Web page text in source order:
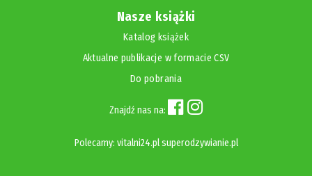
Nasze książki
Katalog książek
Aktualne publikacje w formacie CSV
Do pobrania
Znajdź nas na:
Polecamy: vitalni24.pl superodzywianie.pl